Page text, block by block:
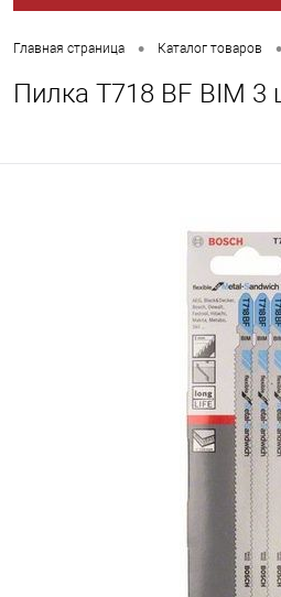
Главная страница • Каталог товаров •
Пилка T718 BF BIM 3